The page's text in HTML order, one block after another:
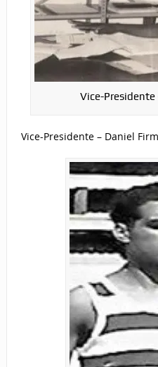
Vice-
Vice-Presidente – Daniel